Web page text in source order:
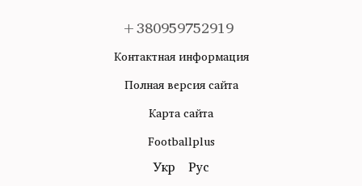
+380959752919
Контактная информация
Полная версия сайта
Карта сайта
Footballplus
Укр Рус